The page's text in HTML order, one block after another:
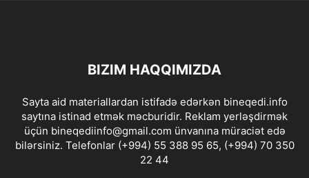
BIZIM HAQQIMIZDA
Sayta aid materiallardan istifadə edərkən bineqedi.info
saytına istinad etmək məcburidir. Reklam yerləşdirmək
üçün bineqediinfo@gmail.com ünvanına müraciət edə
bilərsiniz. Telefonlar (+994) 55 388 95 65, (+994) 70 350
22 44